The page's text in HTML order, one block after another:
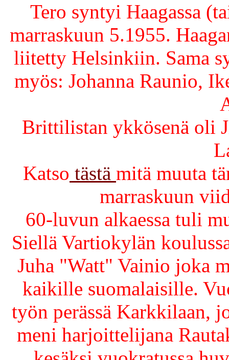
Tero syntyi Haagassa
marraskuun 5.1955.
liitetty Helsinkiin. Sama
myös: Johanna Raunio,
Brittilistan ykkösenä oli
Katso tästä mitä muuta
marraskuun
60-luvun alkaessa tuli
Siellä Vartiokylän
Juha "Watt" Vainio joka
kaikille suomalaisille.
työn perässä Karkkilaan,
meni harjoittelijana